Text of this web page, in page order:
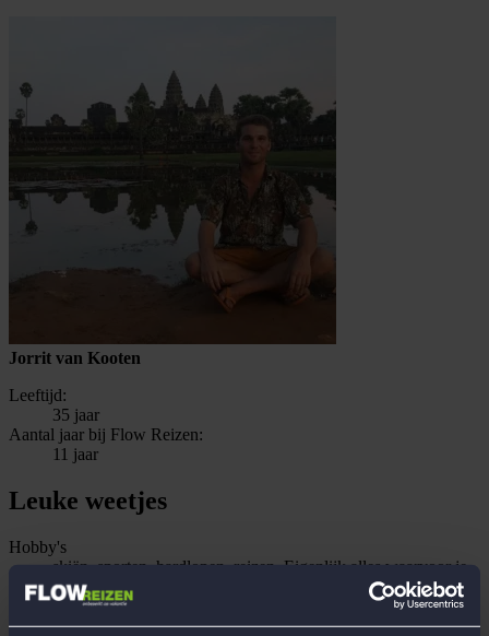
Jorrit van Kooten
Leeftijd:
35 jaar
Aantal jaar bij Flow Reizen:
11 jaar
Leuke weetjes
Hobby's
skiën, sporten, hardlopen, reizen. Eigenlijk alles waarvoor je
de deur uit moet.
Opleiding/beroep
Sociaal pedagogisch hulpverlening